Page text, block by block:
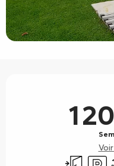
1
Entrée